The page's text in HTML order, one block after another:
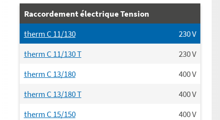
Raccordement électrique Tension
therm C 11/130
230V
therm C 11/130 T
230V
therm C 13/180
400V
therm C 13/180 T
400V
therm C 15/150
400V